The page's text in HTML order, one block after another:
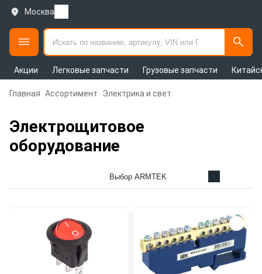
Москва
Акции Легковые запчасти Грузовые запчасти
Главная Ассортимент Электрика и свет
Электрощитовое
оборудование
Выбор ARMTEK